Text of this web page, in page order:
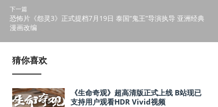
下一篇
恐怖片《怨灵3》正式提档7月19日 泰国“鬼王”导演执导 亚洲经典
漫画改编
猜你喜欢
《生命奇观》超高清版正式上线 B站现已
支持用户观看HDR Vivid视频